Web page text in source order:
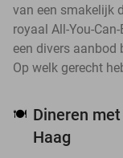
van een smakelijk
royaal All-You-
een divers aanbod
Op welk gerecht
🍽️ Dineren
Haag